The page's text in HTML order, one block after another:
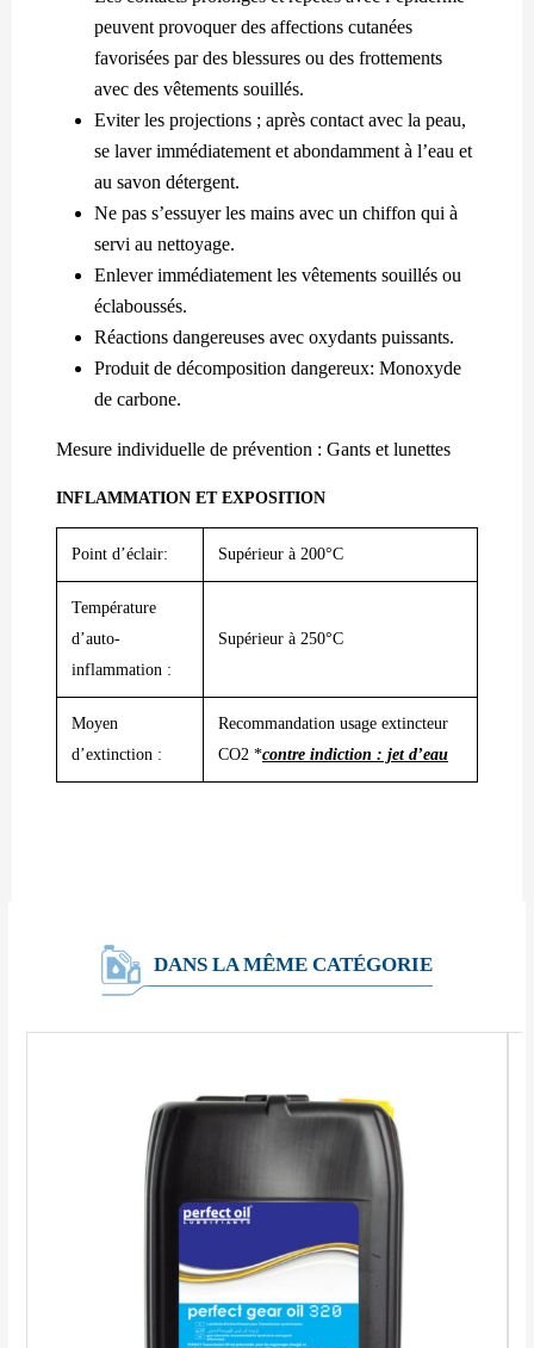
peuvent provoquer des affections cutanées
favorisées par des blessures ou des frottements
avec des vêtements souillés.
Eviter les projections ; après contact avec la peau,
se laver immédiatement et abondamment à l’eau et
au savon détergent.
Ne pas s’essuyer les mains avec un chiffon qui à
servi au nettoyage.
Enlever immédiatement les vêtements souillés ou
éclaboussés.
Réactions dangereuses avec oxydants puissants.
Produit de décomposition dangereux: Monoxyde
de carbone.
Mesure individuelle de prévention : Gants et lunettes
INFLAMMATION ET EXPOSITION
Point d’éclair: Supérieur à 200°C
Température
d’auto-
inflammation :
Supérieur à 250°C
Moyen
d’extinction :
Recommandation usage extincteur
CO2 *contre indiction : jet d’eau
DANS LA MÊME CATÉGORIE